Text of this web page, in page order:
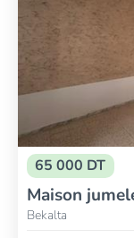
65 000 DT
Maison
Bekalta